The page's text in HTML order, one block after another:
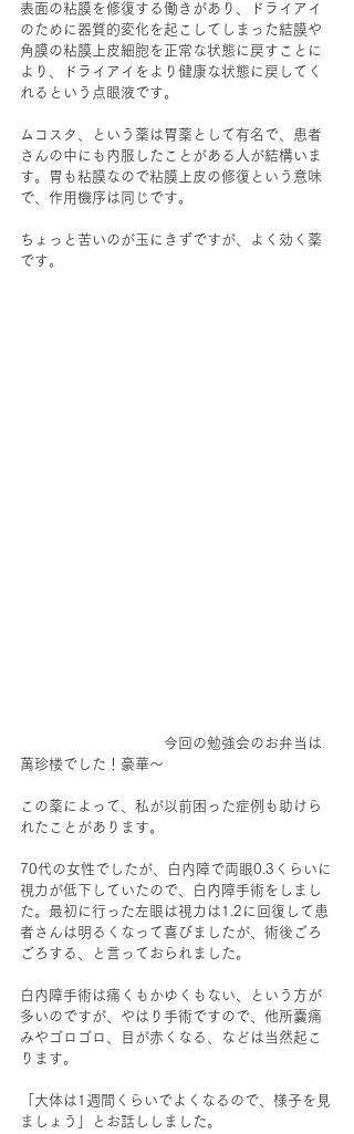
表面の粘膜を修復する働きがあり、ドライアイ
のために器質的変化を起こしてしまった結膜や
角膜の粘膜上皮細胞を正常な状態に戻すことに
より、ドライアイをより健康な状態に戻してく
れるという点眼液です。
ムコスタ、という薬は胃薬として有名で、患者
さんの中にも内服したことがある人が結構いま
す。胃も粘膜なので粘膜上皮の修復という意味
で、作用機序は同じです。
ちょっと苦いのが玉にきずですが、よく効く薬
です。
今回の勉強会のお弁当は
萬珍楼でした！豪華～
この薬によって、私が以前困った症例も助けら
れたことがあります。
70代の女性でしたが、白内障で両眼0.3くらいに
視力が低下していたので、白内障手術をしまし
た。最初に行った左眼は視力は1.2に回復して患
者さんは明るくなって喜びましたが、術後ごろ
ごろする、と言っておられました。
白内障手術は痛くもかゆくもない、という方が
多いのですが、やはり手術ですので、他所嚢痛
みやゴロゴロ、目が赤くなる、などは当然起こ
ります。
「大体は1週間くらいでよくなるので、様子を見
ましょう」とお話ししました。